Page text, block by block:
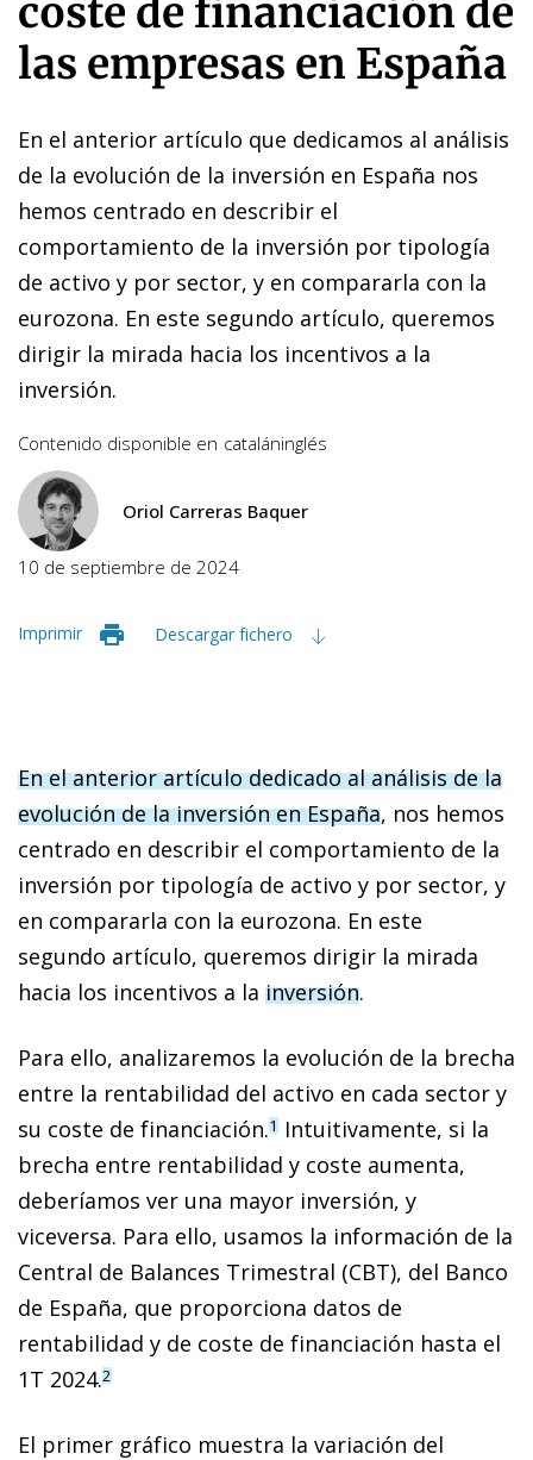
coste de financiación de
las empresas en España
En el anterior artículo que dedicamos al análisis
de la evolución de la inversión en España nos
hemos centrado en describir el
comportamiento de la inversión por tipología
de activo y por sector, y en compararla con la
eurozona. En este segundo artículo, queremos
dirigir la mirada hacia los incentivos a la
inversión.
Contenido disponible en cataláninglés
Oriol Carreras Baquer
10 de septiembre de 2024
Imprimir Descargar fichero
En el anterior artículo dedicado al análisis de la
evolución de la inversión en España, nos hemos
centrado en describir el comportamiento de la
inversión por tipología de activo y por sector, y
en compararla con la eurozona. En este
segundo artículo, queremos dirigir la mirada
hacia los incentivos a la inversión.
Para ello, analizaremos la evolución de la brecha
entre la rentabilidad del activo en cada sector y
su coste de financiación.1 Intuitivamente, si la
brecha entre rentabilidad y coste aumenta,
deberíamos ver una mayor inversión, y
viceversa. Para ello, usamos la información de la
Central de Balances Trimestral (CBT), del Banco
de España, que proporciona datos de
rentabilidad y de coste de financiación hasta el
1T 2024.2
El primer gráfico muestra la variación del